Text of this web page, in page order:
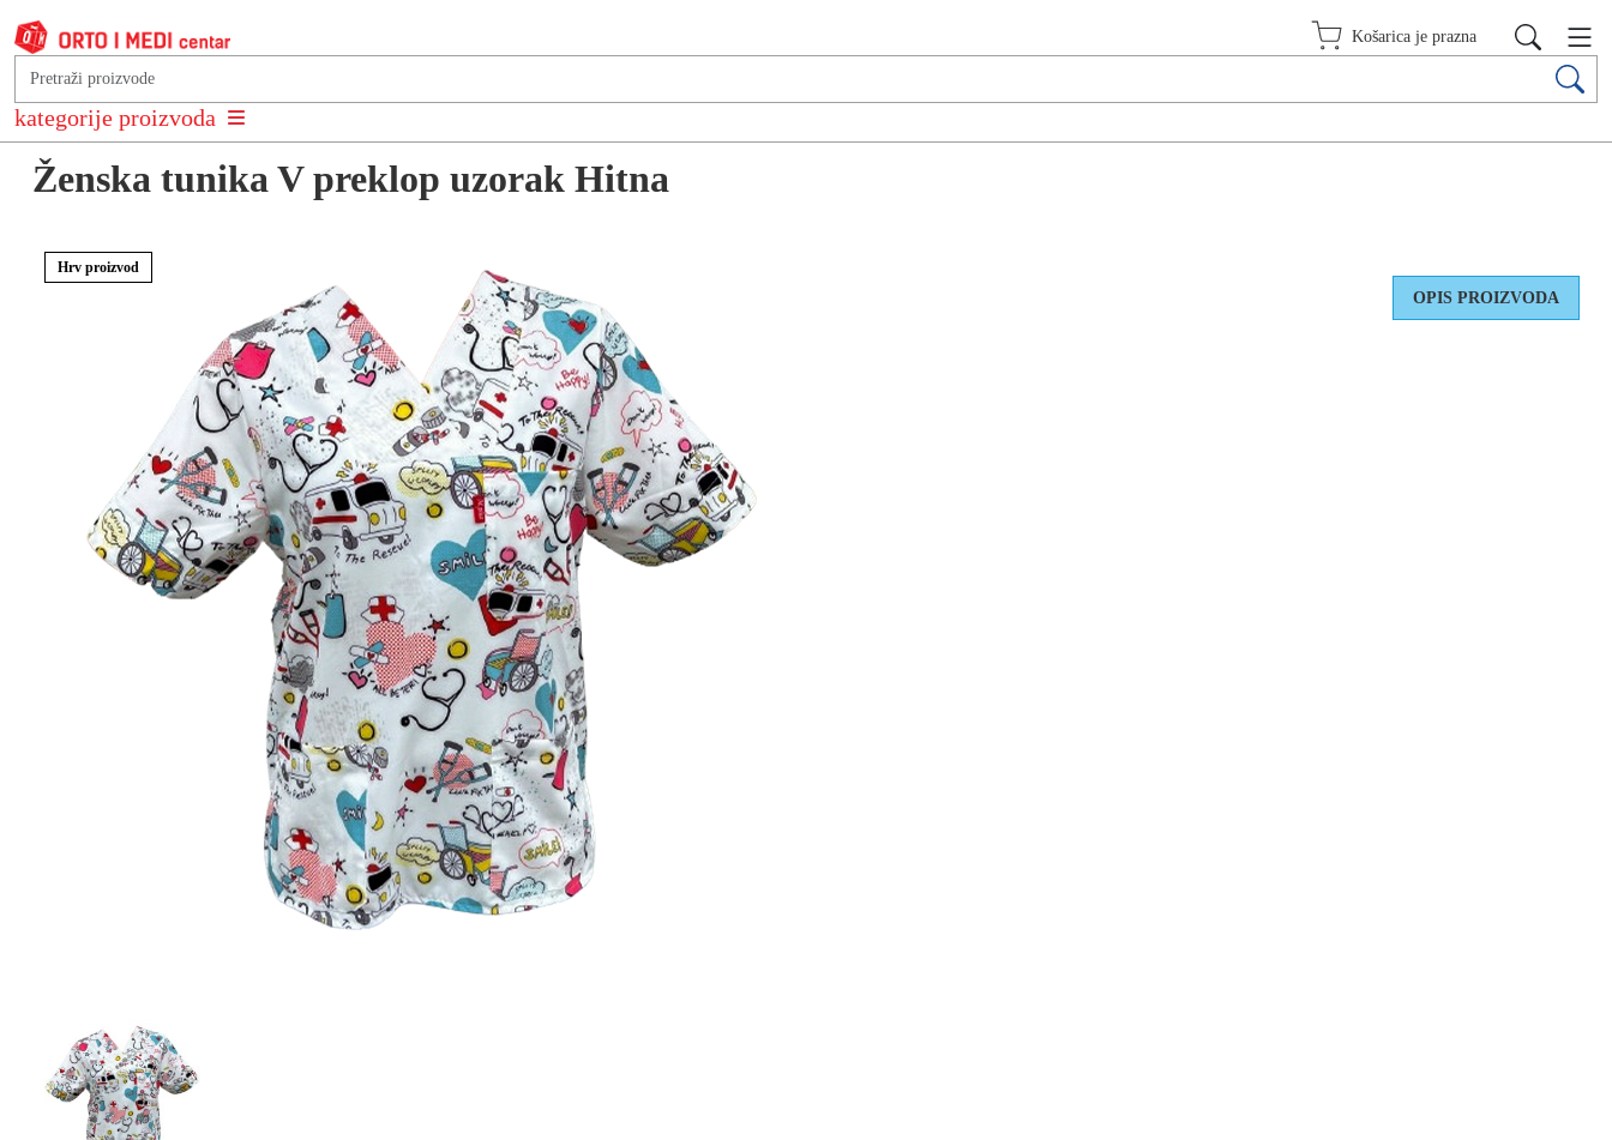
kategorije proizvoda
Košarica je prazna
Natrag na: Ženske bluze i tunike
Ženska tunika V preklop uzorak Hitna
Hrv proizvod
OPIS PROIZVODA